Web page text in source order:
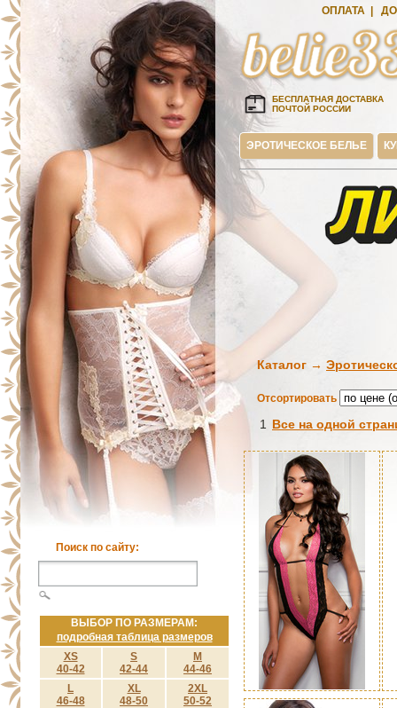
Поиск по сайту:
ВЫБОР ПО РАЗМЕРАМ:
подробная таблица размеров
XS
40-42
S
42-44
M
44-46
L
46-48
XL
48-50
2XL
50-52
ОПЛАТА
БЕСПЛАТНАЯ ДОСТАВКА
ПОЧТОЙ РОССИИ
ЭРОТИЧЕСКОЕ БЕЛЬЕ
Каталог →
Отсортировать
1 Все на одной